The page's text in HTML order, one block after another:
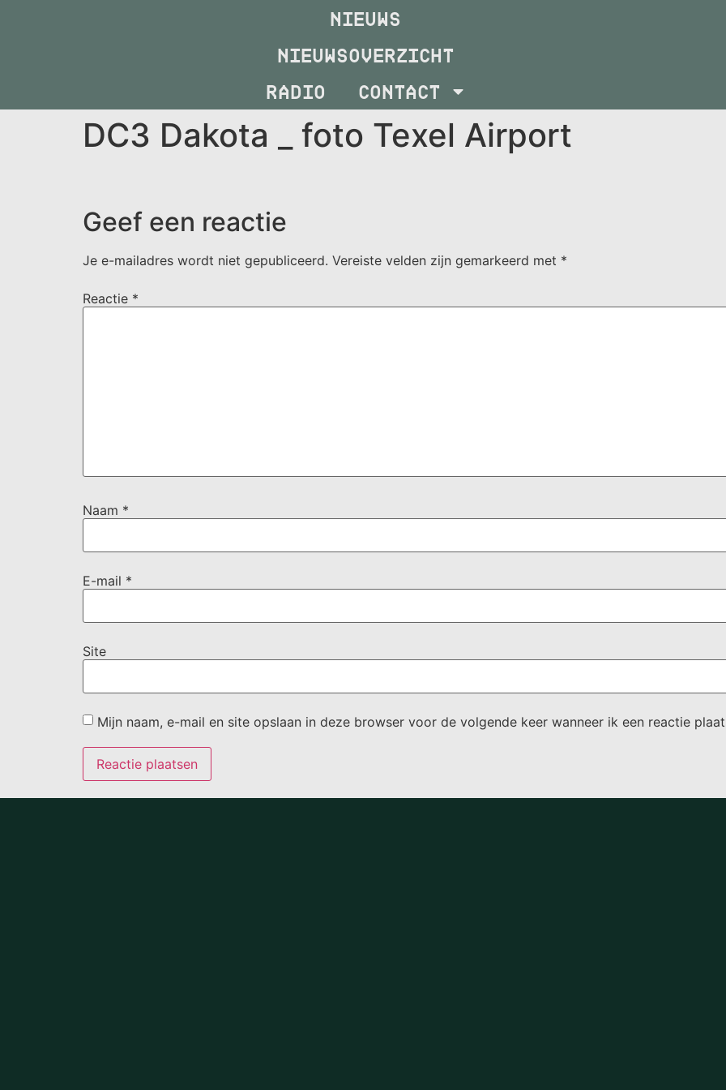
NIEUWS
NIEUWSOVERZICHT
RADIO
CONTACT
DC3 Dakota _ foto Texel Airport
Geef een reactie
Je e-mailadres wordt niet gepubliceerd. Vereiste velden zijn gemarkeerd met *
Reactie *
Naam *
E-mail *
Site
Mijn naam, e-mail en site opslaan in deze browser voor de volgende keer wanneer ik een reactie